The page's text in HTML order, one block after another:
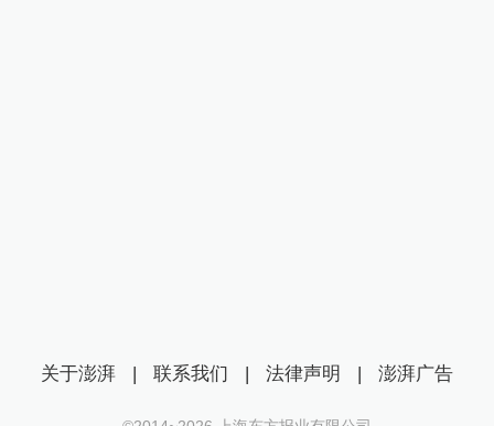
关于澎湃 | 联系我们 | 法律声明 | 澎湃广告